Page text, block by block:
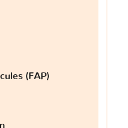
(FAP)